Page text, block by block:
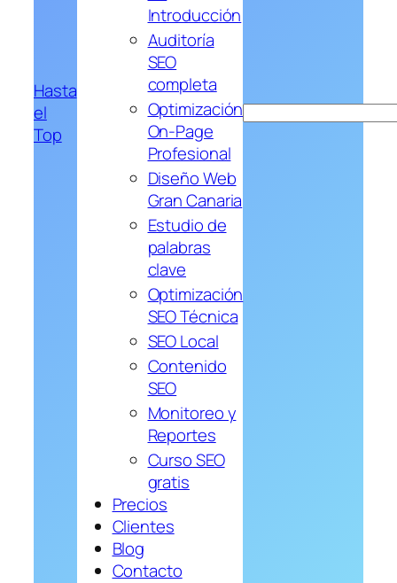
Hasta
el
Top
Introducción
Auditoría
SEO
completa
Optimización
On-Page
Profesional
Diseño Web
Gran Canaria
Estudio de
palabras
clave
Optimización
SEO Técnica
SEO Local
Contenido
SEO
Monitoreo y
Reportes
Curso SEO
gratis
Precios
Clientes
Blog
Contacto
Buscar